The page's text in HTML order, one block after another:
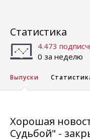
Статистика
4.473
0 за неделю
Выпуски
Хорошая
Судьбой" -